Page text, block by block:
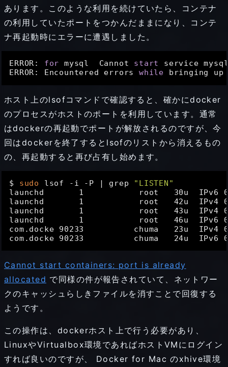
あります。このような利用を続けていたら、コンテナ
の利用していたポートをつかんだままになり、コンテ
ナ再起動時にエラーに遭遇しました。
ERROR: for mysql  Cannot start
service
ERROR: Encountered errors while
ホスト上のlsofコマンドで確認すると、確かにdocker
のプロセスがホストのポートを利用しています。通常
はdockerの再起動でポートが解放されるのですが、今
回はdockerを終了するとlsofのリストから消えるもの
の、再起動すると再び占有し始めます。
$ sudo lsof -i -P | grep "LISTEN"
launchd       1           root   30u  IPv6
launchd       1           root   42u  IPv4
launchd       1           root   43u  IPv4
launchd       1           root   46u  IPv6
com.docke 90233          chuma   23u  IPv4
Cannot start containers: port is already
allocated で同様の件が報告されていて、ネットワー
クのキャッシュらしきファイルを消すことで回復する
ようです。
この操作は、dockerホスト上で行う必要があり、
LinuxやVirtualbox環境であればホストVMにログイン
すれば良いのですが、 Docker for Mac のxhive環境